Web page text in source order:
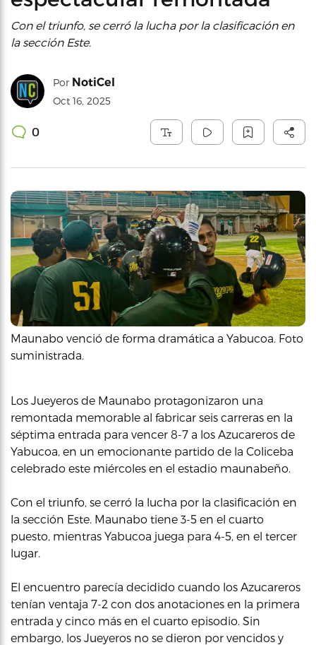
Con el triunfo, se cerró la lucha por la clasificación en
la sección Este.
Por NotiCel
Oct 16, 2025
0
Maunabo venció de forma dramática a Yabucoa. Foto
suministrada.
Los Jueyeros de Maunabo protagonizaron una
remontada memorable al fabricar seis carreras en la
séptima entrada para vencer 8-7 a los Azucareros de
Yabucoa, en un emocionante partido de la Coliceba
celebrado este miércoles en el estadio maunabeño.
Con el triunfo, se cerró la lucha por la clasificación en
la sección Este. Maunabo tiene 3-5 en el cuarto
puesto, mientras Yabucoa juega para 4-5, en el tercer
lugar.
El encuentro parecía decidido cuando los Azucareros
tenían ventaja 7-2 con dos anotaciones en la primera
entrada y cinco más en el cuarto episodio. Sin
embargo, los Jueyeros no se dieron por vencidos y